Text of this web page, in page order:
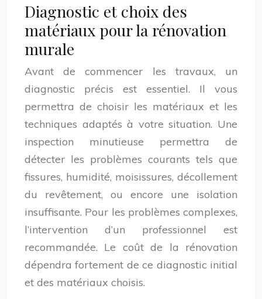
Diagnostic et choix des
matériaux pour la rénovation
murale
Avant de commencer les travaux, un
diagnostic précis est essentiel. Il vous
permettra de choisir les matériaux et les
techniques adaptés à votre situation. Une
inspection minutieuse permettra de
détecter les problèmes courants tels que
fissures, humidité, moisissures, décollement
du revêtement, ou encore une isolation
insuffisante. Pour les problèmes complexes,
l’intervention d’un professionnel est
recommandée. Le coût de la rénovation
dépendra fortement de ce diagnostic initial
et des matériaux choisis.